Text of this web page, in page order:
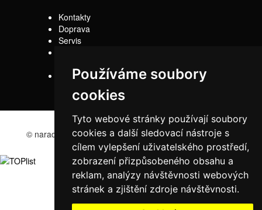
Používáme soubory
cookies
Tyto webové stránky používají soubory
cookies a další sledovací nástroje s
cílem vylepšení uživatelského prostředí,
zobrazení přizpůsobeného obsahu a
reklam, analýzy návštěvnosti webových
stránek a zjištění zdroje návštěvnosti.
Kontakty
Doprava
Servis
Reklamační řád
© naradi-bd.cz 2016